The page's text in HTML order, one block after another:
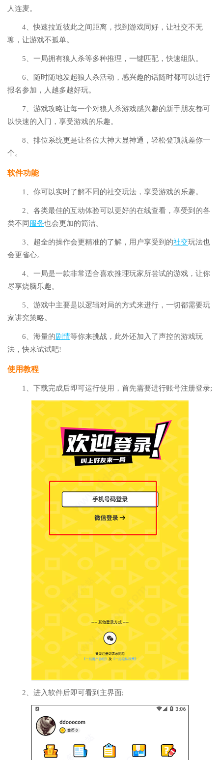
人连麦。
4、快速拉近彼此之间距离，找到游戏同好，让社交不无
聊，让游戏不孤单。
5、一局拥有狼人杀等多种推理，一键匹配，快速组队。
6、随时随地发起狼人杀活动，感兴趣的话随时都可以进行
报名参加，人越多越好玩。
7、游戏攻略让每一个对狼人杀游戏感兴趣的新手朋友都可
以快速的入门，享受游戏的乐趣。
8、排位系统更是让各位大神大显神通，轻松登顶就差你一
个。
软件功能
1、你可以实时了解不同的社交玩法，享受游戏的乐趣。
2、各类最佳的互动体验可以更好的在线查看，享受到的各
类不同 服务也会更加的简洁。
3、超全的操作会更精准的了解，用户享受到的社交玩法也
会更省心。
4、一局是一款非常适合喜欢推理玩家所尝试的游戏，让你
尽享烧脑乐趣。
5、游戏中主要是以逻辑对局的方式来进行，一切都需要玩
家讲究策略。
6、海量的剧情等你来挑战，此外还加入了声控的游戏玩
法，快来试试吧!
使用教程
1、下载完成后即可运行使用，首先需要进行账号注册登录;
2、进入软件后即可看到主界面;